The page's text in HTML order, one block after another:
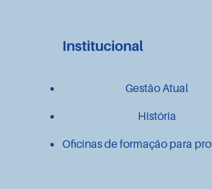
Institucional
Gestão Atual
História
Oficinas de formação para